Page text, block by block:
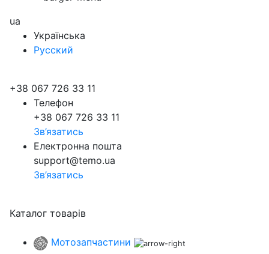
ua
Українська
Русский
+38 067 726 33 11
Телефон
+38 067 726 33 11
Зв’язатись
Електронна пошта
support@temo.ua
Зв’язатись
Каталог товарів
Мотозапчастини